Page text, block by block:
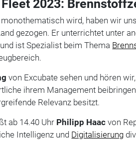
2023:
wird, haben wir uns
gezogen. Er unterrichtet unter
ist Spezialist beim Thema
von Excubate sehen und hören
ihrem Management
Relevanz besitzt.
ab 14.40 Uhr Philipp Haac von
Intelligenz und Digitalisierung